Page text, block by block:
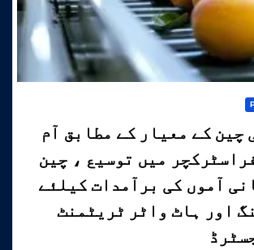
چین کے معیار کے مطابق آم
میں توسیع ، چین
آموں کی برآمدات کیلئے
اور ہاٹ واٹر ٹریٹمنٹ